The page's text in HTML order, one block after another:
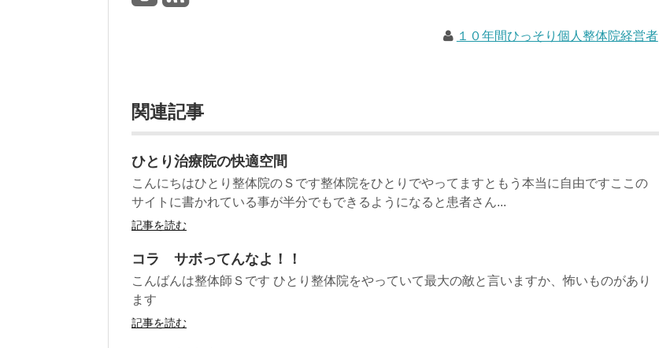
１０年間ひっそり個人整体院経営者
関連記事
ひとり治療院の快適空間
こんにちはひとり整体院のＳです整体院をひとりでやってますともう本当に自由ですここの
サイトに書かれている事が半分でもできるようになると患者さん...
記事を読む
コラ サボってんなよ！！
こんばんは整体師Ｓです ひとり整体院をやっていて最大の敵と言いますか、怖いものがあり
ます
記事を読む